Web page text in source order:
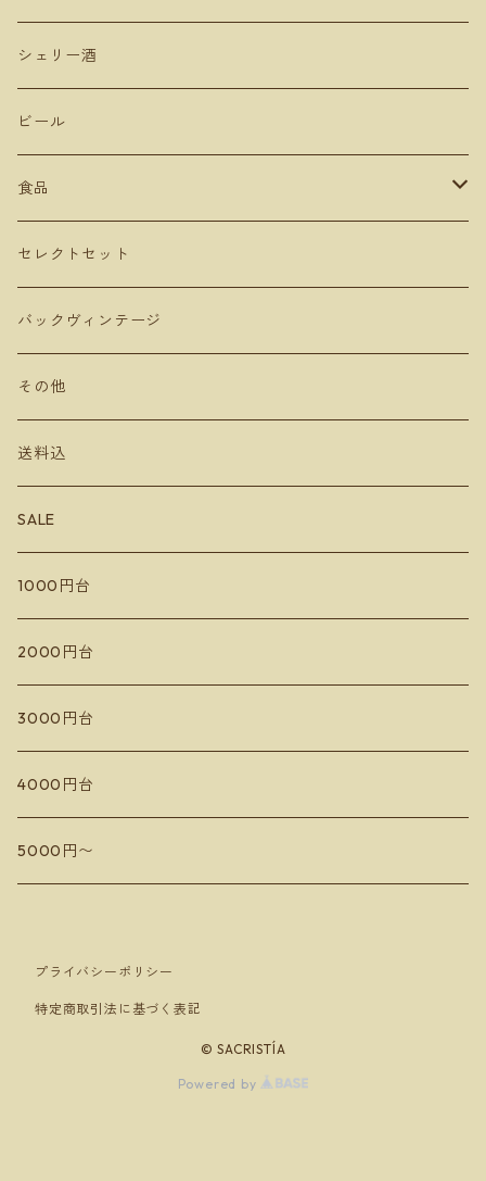
Lowbrow Craft
リタファーム&ワイナリー
千歳ワイナリー
宮本ヴィンヤード
10R Winery
イレンカ
蘭越いとう農園
Hokkaido SPACE Winery マロワインズ
Domaine Mizuki Nakai ミズキ ナカイ
テールドシエル
ルナピエナ
アビーズバインズ
Les Vins Debrouillards
Sail the ship vineyard
小嶋屋
ドメーヌヒデ
くらむぼん
岡山
コルトラーダ
大分
安心院ワイナリー
メルロー
プルサール
カベルネソービニョン
カベルネフラン
シェリー酒
ビール
食品
オリーブオイル
ビネガー
チーズ
セレクトセット
バックヴィンテージ
その他
送料込
SALE
1000円台
2000円台
3000円台
4000円台
5000円〜
プライバシーポリシー
特定商取引法に基づく表記
© SACRISTÍA
Powered by